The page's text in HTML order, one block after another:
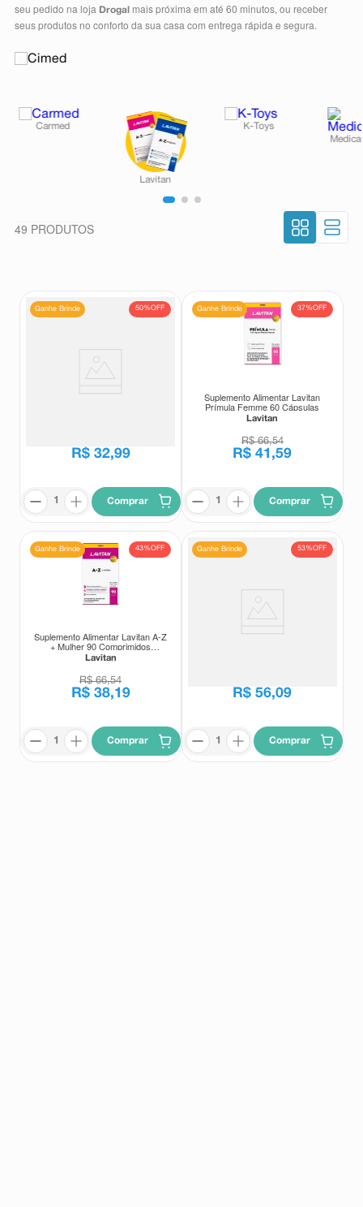
seu pedido na loja Drogal mais próxima em até 60 minutos, ou receber
seus produtos no conforto da sua casa com entrega rápida e segura.
49 PRODUTOS
Ganhe Brinde 50%OFF
Suplemento Alimentar Lavitan
R$ 32,99
Comprar
Ganhe Brinde 37%OFF
Suplemento Alimentar Lavitan
Prímula Femme 60 Cápsulas
Lavitan
R$ 66,54
R$ 41 ,59
Comprar
Ganhe Brinde 43%OFF
Suplemento Alimentar Lavitan A-Z
+ Mulher 90 Comprimidos
Revestidos
Lavitan
R$ 66,54
R$ 38,19
Comprar
Ganhe Brinde 53%OFF
Suplemento Alimentar Lavitan
R$ 56,09
Comprar
8 º absorvente